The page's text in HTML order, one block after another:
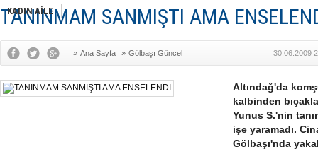
OLİMPİK
SÖZ
Mikail
Gölbaşı
İNCEK
KADIN AİLE
TANINMAM SANMIŞTI AMA
» Ana Sayfa » Gölbaşı Güncel 30.06.2009
Altındağ'da
kalbinden
Yunus S.'nin
işe yaramadı.
Gölbaşı'nda